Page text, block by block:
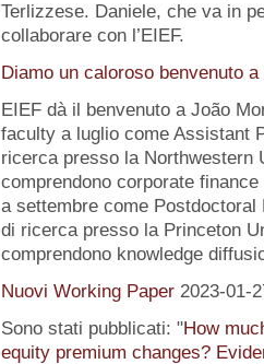
Terlizzese. Daniele, che va in
collaborare con l’EIEF.
Diamo un caloroso benvenuto
EIEF dà il benvenuto a João
faculty a luglio come Assistant
ricerca presso la
comprendono corporate
a settembre come
di ricerca presso la Princeton
comprendono knowledge
Nuovi Working Paper 2023-01-
Sono stati pubblicati: "How
equity premium changes?